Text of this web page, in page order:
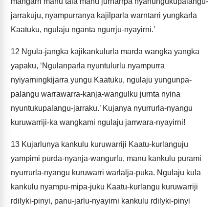
jarrakuju, nyampurranya kajilparla warntarri yungkarla
Kaatuku, ngulaju nganta ngurrju-nyayirni.’
12 Ngula-jangka kajikankulurla marda wangka yangka
yapaku, ‘Ngulanparla nyuntulurlu nyampurra
nyiyarningkijarra yungu Kaatuku, ngulaju yungunpa-
palangu warrawarra-kanja-wangulku jurnta nyina
nyuntukupalangu-jarraku.’ Kujanya nyurrurla-nyangu
kuruwarriji-ka wangkami ngulaju jarrwara-nyayirni!
13 Kujarlunya kankulu kuruwarriji Kaatu-kurlanguju
yampimi purda-nyanja-wangurlu, manu kankulu purami
nyurrurla-nyangu kuruwarri warlalja-puka. Ngulaju kula
kankulu nyampu-mipa-juku Kaatu-kurlangu kuruwarriji
rdilyki-pinyi, panu-jarlu-nyayirni kankulu rdilyki-pinyi